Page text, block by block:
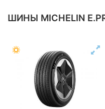
ШИНЫ MICHELIN